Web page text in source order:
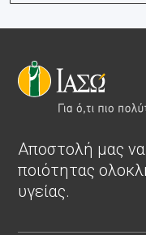
Αποστολή μας
ποιότητας
υγείας.